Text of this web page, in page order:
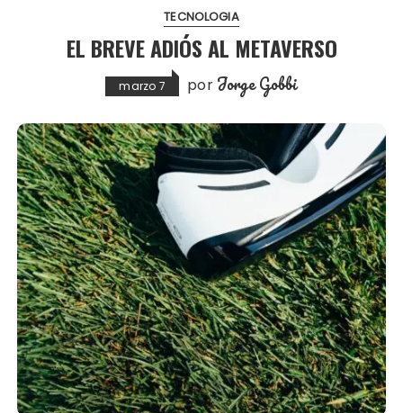
TECNOLOGIA
EL BREVE ADIÓS AL METAVERSO
marzo 7 por Jorge Gobbi